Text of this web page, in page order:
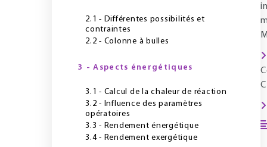
2.1 - Différentes possibilités et
contraintes
2.2 - Colonne à bulles
3 - Aspects énergétiques
3.1 - Calcul de la chaleur de réaction
3.2 - Influence des paramètres
opératoires
3.3 - Rendement énergétique
3.4 - Rendement exergétique